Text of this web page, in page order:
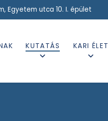
Egyetem utca 10. I. épület
KUTATÁS KARI ÉLET